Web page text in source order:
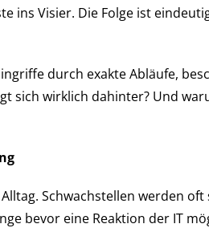
ins Visier. Die Folge ist
durch exakte Abläufe,
sich wirklich dahinter? Und
Schwachstellen werden oft
bevor eine Reaktion der IT